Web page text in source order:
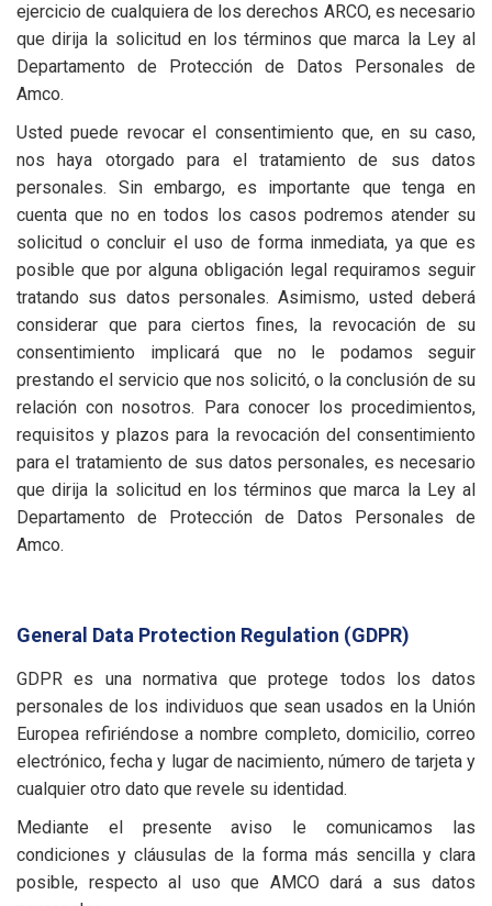
ejercicio de cualquiera de los derechos ARCO, es necesario
que dirija la solicitud en los términos que marca la Ley al
Departamento de Protección de Datos Personales de
Amco.
Usted puede revocar el consentimiento que, en su caso,
nos haya otorgado para el tratamiento de sus datos
personales. Sin embargo, es importante que tenga en
cuenta que no en todos los casos podremos atender su
solicitud o concluir el uso de forma inmediata, ya que es
posible que por alguna obligación legal requiramos seguir
tratando sus datos personales. Asimismo, usted deberá
considerar que para ciertos fines, la revocación de su
consentimiento implicará que no le podamos seguir
prestando el servicio que nos solicitó, o la conclusión de su
relación con nosotros. Para conocer los procedimientos,
requisitos y plazos para la revocación del consentimiento
para el tratamiento de sus datos personales, es necesario
que dirija la solicitud en los términos que marca la Ley al
Departamento de Protección de Datos Personales de
Amco.
General Data Protection Regulation (GDPR)
GDPR es una normativa que protege todos los datos
personales de los individuos que sean usados en la Unión
Europea refiriéndose a nombre completo, domicilio, correo
electrónico, fecha y lugar de nacimiento, número de tarjeta y
cualquier otro dato que revele su identidad.
Mediante el presente aviso le comunicamos las
condiciones y cláusulas de la forma más sencilla y clara
posible, respecto al uso que AMCO dará a sus datos